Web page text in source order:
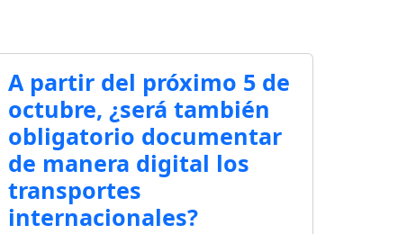
A partir del próximo 5 de
octubre, ¿será también
obligatorio documentar
de manera digital los
transportes
internacionales?